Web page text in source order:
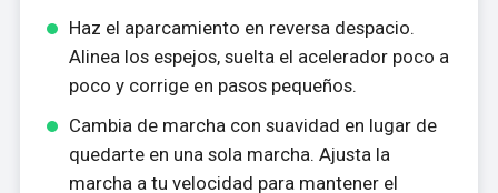
Haz el aparcamiento en reversa despacio.
Alinea los espejos, suelta el acelerador poco a
poco y corrige en pasos pequeños.
Cambia de marcha con suavidad en lugar de
quedarte en una sola marcha. Ajusta la
marcha a tu velocidad para mantener el